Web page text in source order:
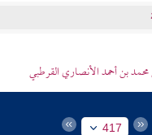
بن أحمد الأنصاري القرطبي
417